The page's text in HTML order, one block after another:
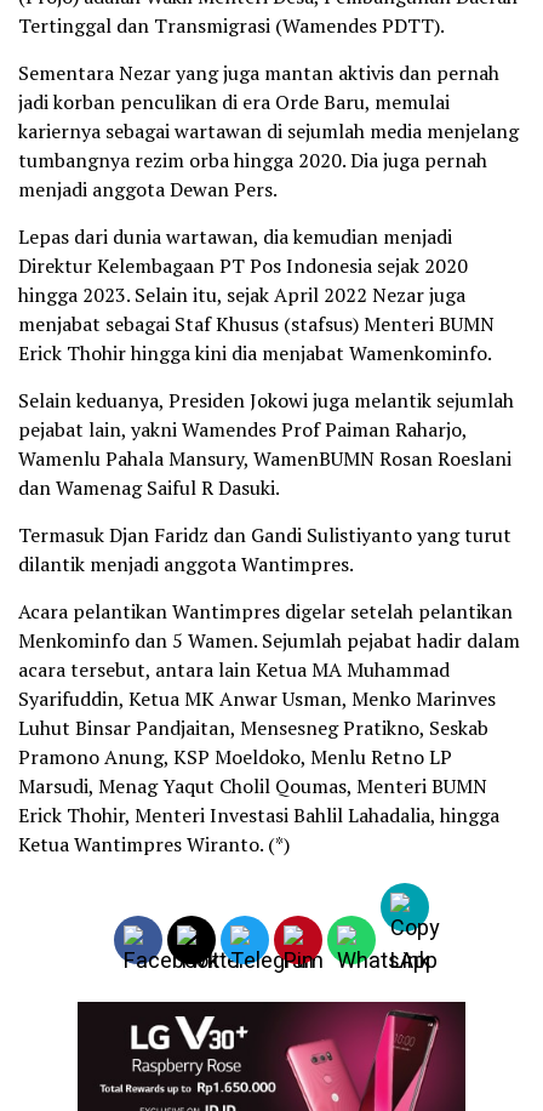
Tertinggal dan Transmigrasi (Wamendes PDTT).
Sementara Nezar yang juga mantan aktivis dan pernah
jadi korban penculikan di era Orde Baru, memulai
kariernya sebagai wartawan di sejumlah media menjelang
tumbangnya rezim orba hingga 2020. Dia juga pernah
menjadi anggota Dewan Pers.
Lepas dari dunia wartawan, dia kemudian menjadi
Direktur Kelembagaan PT Pos Indonesia sejak 2020
hingga 2023. Selain itu, sejak April 2022 Nezar juga
menjabat sebagai Staf Khusus (stafsus) Menteri BUMN
Erick Thohir hingga kini dia menjabat Wamenkominfo.
Selain keduanya, Presiden Jokowi juga melantik sejumlah
pejabat lain, yakni Wamendes Prof Paiman Raharjo,
Wamenlu Pahala Mansury, WamenBUMN Rosan Roeslani
dan Wamenag Saiful R Dasuki.
Termasuk Djan Faridz dan Gandi Sulistiyanto yang turut
dilantik menjadi anggota Wantimpres.
Acara pelantikan Wantimpres digelar setelah pelantikan
Menkominfo dan 5 Wamen. Sejumlah pejabat hadir dalam
acara tersebut, antara lain Ketua MA Muhammad
Syarifuddin, Ketua MK Anwar Usman, Menko Marinves
Luhut Binsar Pandjaitan, Mensesneg Pratikno, Seskab
Pramono Anung, KSP Moeldoko, Menlu Retno LP
Marsudi, Menag Yaqut Cholil Qoumas, Menteri BUMN
Erick Thohir, Menteri Investasi Bahlil Lahadalia, hingga
Ketua Wantimpres Wiranto. (*)